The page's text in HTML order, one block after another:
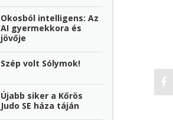
Okosból intelligens: Az
AI gyermekkora és
jövője
Szép volt Sólymok!
Újabb siker a Kőrös
Judo SE háza táján